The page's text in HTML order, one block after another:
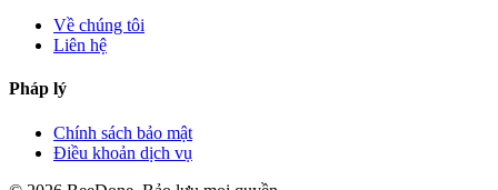
Về chúng tôi
Liên hệ
Pháp lý
Chính sách bảo mật
Điều khoản dịch vụ